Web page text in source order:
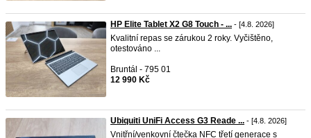
HP Elite Tablet X2 G8 Touch - ... - [4.8. 2026]
Kvalitní repas se zárukou 2 roky. Vyčištěno,
otestováno ...
Bruntál - 795 01
12 990 Kč
Ubiquiti UniFi Access G3 Reade ... - [4.8. 2026]
Vnitřní/venkovní čtečka NFC třetí generace s